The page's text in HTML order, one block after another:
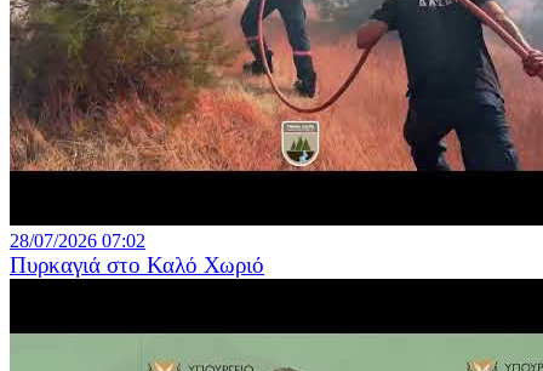
28/07/2026 07:02
Πυρκαγιά στο Καλό Χωριό